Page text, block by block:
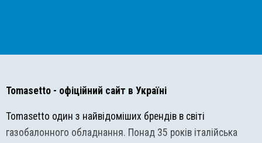
Tomasetto - офіційний сайт в Україні
Tomasetto один з найвідоміших брендів в світі
газобалонного обладнання. Понад 35 років італійська